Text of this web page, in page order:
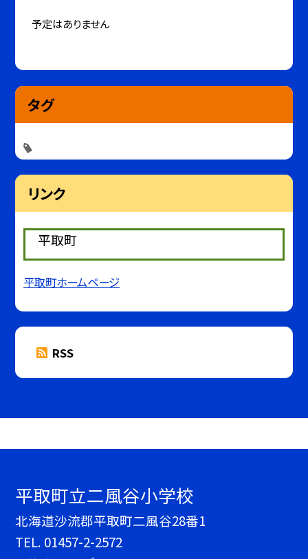
予定はありません
タグ
リンク
平取町
平取町ホームページ
RSS
平取町立二風谷小学校
北海道沙流郡平取町二風谷28番1
TEL. 01457-2-2572